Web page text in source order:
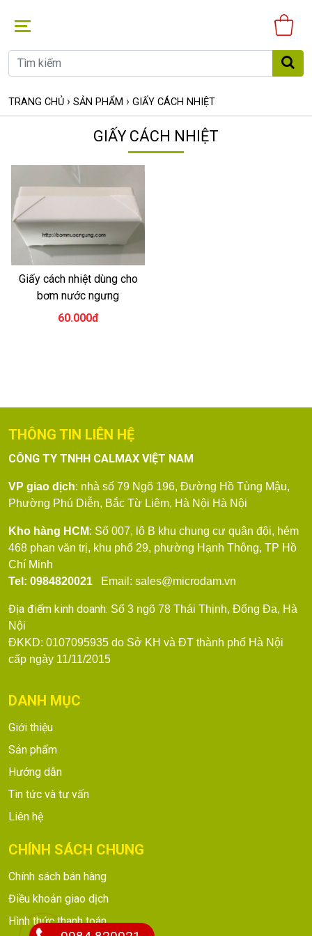
TRANG CHỦ › SẢN PHẨM › GIẤY CÁCH NHIỆT
GIẤY CÁCH NHIỆT
Giấy cách nhiệt dùng cho
bơm nước ngưng
60.000đ
THÔNG TIN LIÊN HỆ
CÔNG TY TNHH CALMAX VIỆT NAM
VP giao dịch: nhà số 79 Ngõ 196, Đường Hồ Tùng Mậu,
Phường Phú Diễn, Bắc Từ Liêm, Hà Nội Hà Nội
Kho hàng HCM: Số 007, lô B khu chung cư quân đội, hẻm
468 phan văn trị, khu phố 29, phường Hạnh Thông, TP Hồ
Chí Minh
Tel: 0984820021
Email: sales@microdam.vn
Địa điểm kinh doanh: Số 3 ngõ 78 Thái Thịnh, Đống Đa, Hà
Nội
ĐKKD: 0107095935 do Sở KH và ĐT thành phố Hà Nội
cấp ngày 11/11/2015
DANH MỤC
Giới thiệu
Sản phẩm
Hướng dẫn
Tin tức và tư vấn
Liên hệ
CHÍNH SÁCH CHUNG
Chính sách bán hàng
Điều khoản giao dịch
Hình thức thanh toán